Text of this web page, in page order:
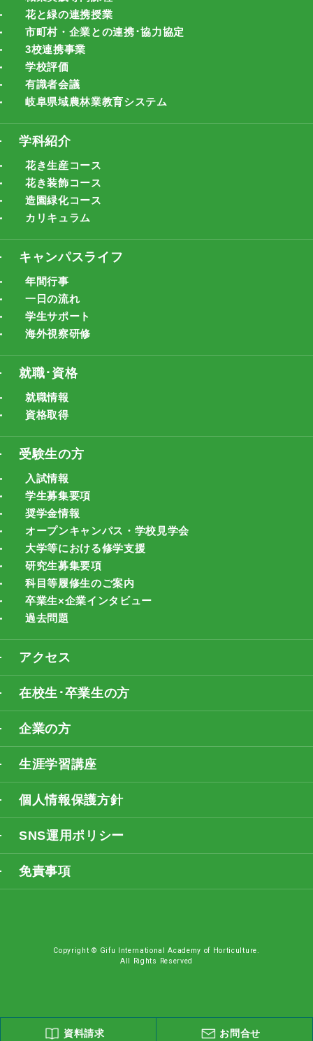
花と緑の連携授業
市町村・企業との連携･協力協定
3校連携事業
学校評価
有識者会議
岐阜県域農林業教育システム
学科紹介
花き生産コース
花き装飾コース
造園緑化コース
カリキュラム
キャンパスライフ
年間行事
一日の流れ
学生サポート
海外視察研修
就職･資格
就職情報
資格取得
受験生の方
入試情報
学生募集要項
奨学金情報
オープンキャンパス・学校見学会
大学等における修学支援
研究生募集要項
科目等履修生のご案内
卒業生×企業インタビュー
過去問題
アクセス
在校生･卒業生の方
企業の方
生涯学習講座
個人情報保護方針
SNS運用ポリシー
免責事項
Copyright © Gifu International Academy of Horticulture.
All Rights Reserved
資料請求 お問合せ